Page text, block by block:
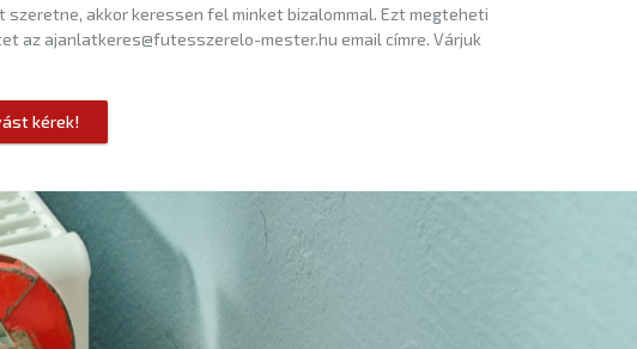
akkor keressen fel minket bizalommal. Ezt megteheti
az ajanlatkeres@futesszerelo-mester.hu email címre. Várjuk
kérek!